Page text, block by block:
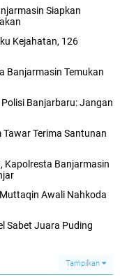
Siapkan
Kejahatan, 126
Banjarmasin Temukan
Banjarbaru: Jangan
Terima Santunan
Kapolresta Banjarmasin
Awali Nahkoda
Sabet Juara Puding
Tampilkan